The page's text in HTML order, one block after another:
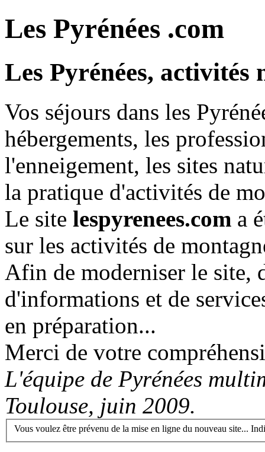
Les Pyrénées .com
Les Pyrénées, activités
Vos séjours dans les
hébergements, les
l'enneigement, les sites
la pratique d'activités de
Le site lespyrenees.com a
sur les activités de
Afin de moderniser le site,
d'informations et de
en préparation...
Merci de votre
L'équipe de Pyrénées
Toulouse, juin 2009.
Vous voulez être prévenu de la mise en ligne du nouveau site...